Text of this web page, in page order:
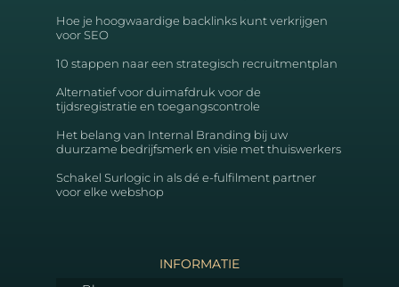
Hoe je hoogwaardige backlinks kunt verkrijgen
voor SEO
10 stappen naar een strategisch recruitmentplan
Alternatief voor duimafdruk voor de
tijdsregistratie en toegangscontrole
Het belang van Internal Branding bij uw
duurzame bedrijfsmerk en visie met thuiswerkers
Schakel Surlogic in als dé e-fulfilment partner
voor elke webshop
INFORMATIE